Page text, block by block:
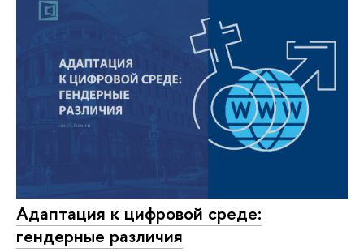
Адаптация к цифровой среде:
гендерные различия